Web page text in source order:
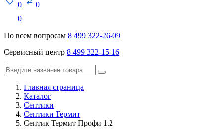
0
0
0
По всем вопросам 8 499 322-26-09
Сервисный центр 8 499 322-15-16
Главная страница
Каталог
Септики
Септики Термит
Септик Термит Профи 1.2